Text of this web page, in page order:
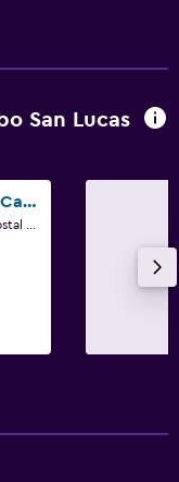
San Lucas
Pueblo Bonito Los Cabos Blanco